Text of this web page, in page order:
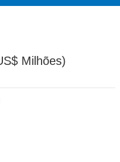
Milhões)